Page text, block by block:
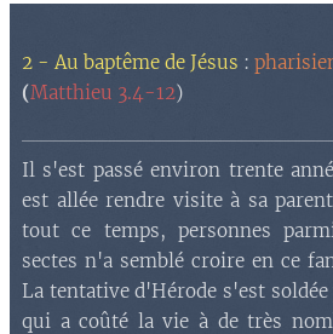
2 - Au baptême de Jésus :
(Matthieu 3.4-12)
Il s'est passé environ trente
est allée rendre visite à sa
tout ce temps, personnes
sectes n'a semblé croire en ce
La tentative d'Hérode s'est
qui a coûté la vie à de très